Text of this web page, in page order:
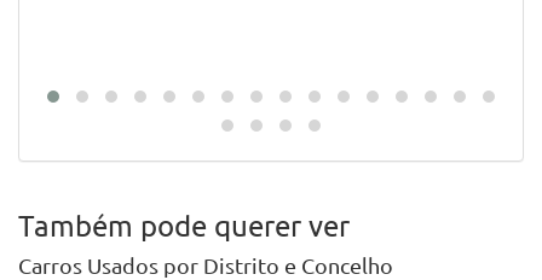
Também pode querer ver
Carros Usados por Distrito e Concelho